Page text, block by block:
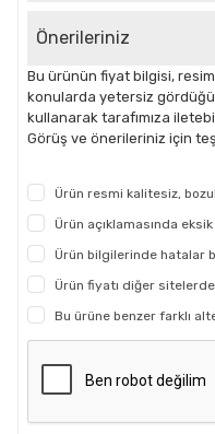
Önerileriniz
Bu ürünün fiyat bilgisi,
konularda yetersiz
kullanarak tarafımıza
Görüş ve önerileriniz için
Ürün resmi kalitesiz,
Ürün açıklamasında
Ürün bilgilerinde hatalar
Ürün fiyatı diğer
Bu ürüne benzer farklı